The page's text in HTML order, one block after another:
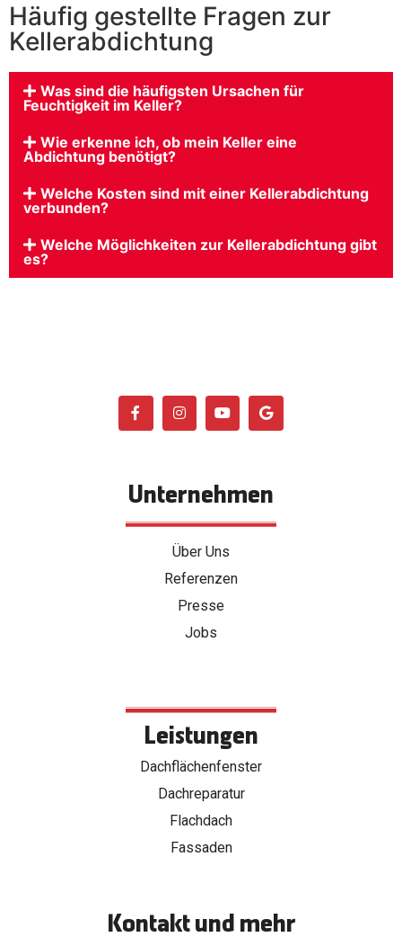
Häufig gestellte Fragen zur
Kellerabdichtung
Was sind die häufigsten Ursachen für
Feuchtigkeit im Keller?
Wie erkenne ich, ob mein Keller eine
Abdichtung benötigt?
Welche Kosten sind mit einer Kellerabdichtung
verbunden?
Welche Möglichkeiten zur Kellerabdichtung gibt
es?
Unternehmen
Über Uns
Referenzen
Presse
Jobs
Leistungen
Dachflächenfenster
Dachreparatur
Flachdach
Fassaden
Kontakt und mehr